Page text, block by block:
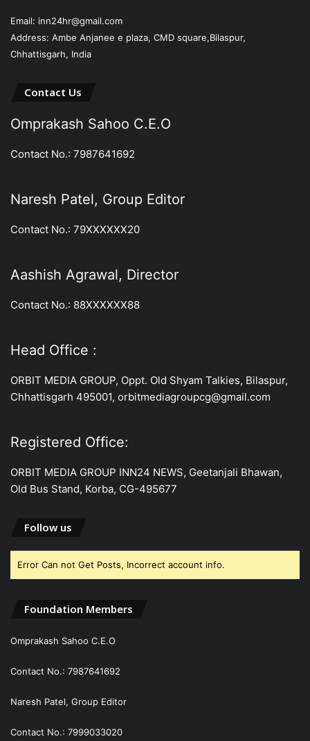
Email: inn24hr@gmail.com
Address: Ambe Anjanee e plaza, CMD square,Bilaspur,
Chhattisgarh, India
Contact Us
Omprakash Sahoo C.E.O
Contact No.: 7987641692
Naresh Patel, Group Editor
Contact No.: 79XXXXXX20
Aashish Agrawal, Director
Contact No.: 88XXXXXX88
Head Office :
ORBIT MEDIA GROUP, Oppt. Old Shyam Talkies, Bilaspur,
Chhattisgarh 495001, orbitmediagroupcg@gmail.com
Registered Office:
ORBIT MEDIA GROUP INN24 NEWS, Geetanjali Bhawan,
Old Bus Stand, Korba, CG-495677
Follow us
Error Can not Get Posts, Incorrect account info.
Foundation Members
Omprakash Sahoo C.E.O
Contact No.: 7987641692
Naresh Patel, Group Editor
Contact No.: 7999033020